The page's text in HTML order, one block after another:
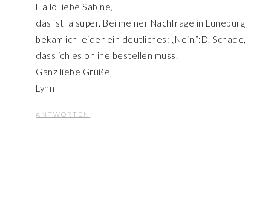
Hallo liebe Sabine,
das ist ja super. Bei meiner Nachfrage in Lüneburg
bekam ich leider ein deutliches: „Nein.“:D. Schade,
dass ich es online bestellen muss.
Ganz liebe Grüße,
Lynn
ANTWORTEN